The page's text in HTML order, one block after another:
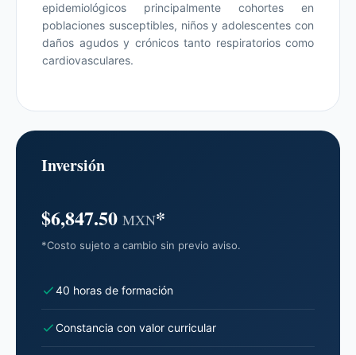
epidemiológicos principalmente cohortes en
poblaciones susceptibles, niños y adolescentes con
daños agudos y crónicos tanto respiratorios como
cardiovasculares.
Inversión
$6,847.50 MXN*
*Costo sujeto a cambio sin previo aviso.
40 horas de formación
Constancia con valor curricular